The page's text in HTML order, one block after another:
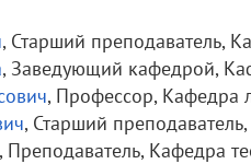
, Старший преподаватель,
, Заведующий кафедрой,
, Профессор, Кафедра
, Старший
, Преподаватель, Кафедра